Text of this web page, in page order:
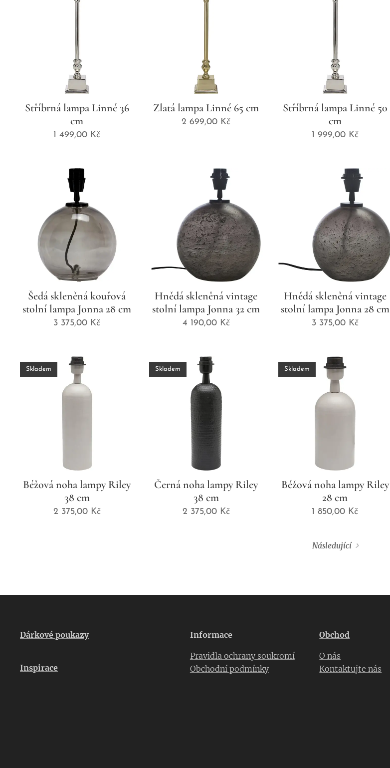
Stříbrná lampa Linné 36
cm
1 499,00 Kč
Zlatá lampa Linné 65 cm
2 699,00 Kč
Stříbrná lampa Linné 50
cm
1 999,00Kč
Šedá skleněná kouřová
stolní lampa Jonna 28 cm
3 375,00 Kč
Hnědá skleněná vintage
stolní lampa Jonna 32 cm
4 190,00Kč
Hnědá skleněná vintage
stolní lampa Jonna 28 cm
3 375,00Kč
Béžová noha lampy Riley
38 cm
Skladem
2 375,00Kč
Černá noha lampy Riley
38 cm
Skladem
2 375,00Kč
Béžová noha lampy Riley
28 cm
Skladem
1 850,00 Kč
Následující
Dárkové poukazy
Inspirace
Informace
Pravidla ochrany soukromí
Obchodní podmínky
Obchod
O nás
Kontaktujte nás